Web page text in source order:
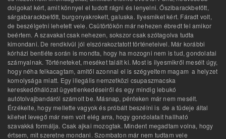
dolgokat kért, amit könnyel el tudott rágni és lenyelni. Őszibarackbefőtt,
sárgabarackbefőtt, burgonyakrokett, galuska. Ilyesmiket kért. Fáradt volt,
de beszélgetni lehetett vele. Csütörtökön már nehezen ébredt fel amikor
beértem. A szavakat csak nehezen, sokszor csak szótagolva tudta
kimondani. De rendkívül jól elszórakoztatott történeteivel. Már korábbi
kórházi bentléte során is mondta, hogy ha mozogni nem is tud, gondolatai
szárnyalnak. Történeteket, meséket talált ki. Most is ilyesmikről mesélt úgy,
hogy néha felkacagtam, amitől azonnal el is szégyeltem magam a helyzet
komolysága miatt. Egy illegális nemzetközi csupaszmacska
kereskedőhálózat ügyetlenkedéseiről és egy mindig lebukó
autótolvajbandáról számolt be. Másnap, pénteken már nem mesélt.
Érzékelte, hogy mellette vagyok és próbált beszélni is de a tüdeje által
kilehet levegő már nem volt elég arra, hogy gondolatait hallható
szavakká formálja. Csak ajkai mozogtak. Mindent megadtam volna, hogy
értsem, mit szeretne mondani. Szombaton már nem tudtam vele